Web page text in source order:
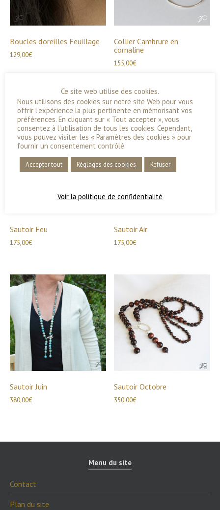
Boucles d’oreilles Feuillage
129,00€
Collier Cambrure en
cornaline
155,00€
Produits similaires
Sautoir Feu
175,00€
Sautoir Air
175,00€
Sautoir Juin
380,00€
Sautoir Octobre
350,00€
Menu du site
Contact
Plan du site
Ce site web utilise des cookies.
Nous utilisons des cookies sur notre site Web pour vous
offrir l'expérience la plus pertinente en mémorisant vos
préférences. En cliquant sur « Tout accepter », vous
consentez à l'utilisation de tous les cookies. Cependant,
vous pouvez visiter les « Paramètres des cookies » pour
fournir un consentement contrôlé.
Accepter tout Réglages des cookies Refuser
Voir la politique de confidentialité